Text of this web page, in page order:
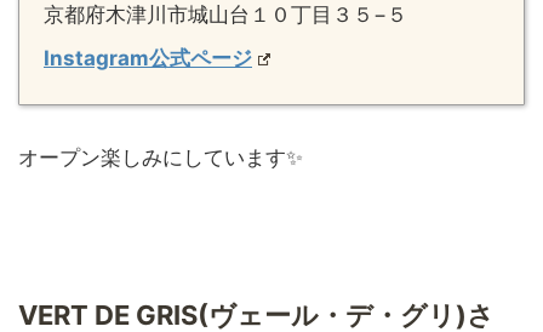
京都府木津川市城山台１０丁目３５−５
Instagram公式ページ
オープン楽しみにしています✨
VERT DE GRIS(ヴェール・デ・グリ)さ